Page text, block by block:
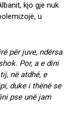
kjo gjë nuk
u
për juve, ndërsa
Por, a e dini
në atdhé, e
duke i thënë se
pse unë jam